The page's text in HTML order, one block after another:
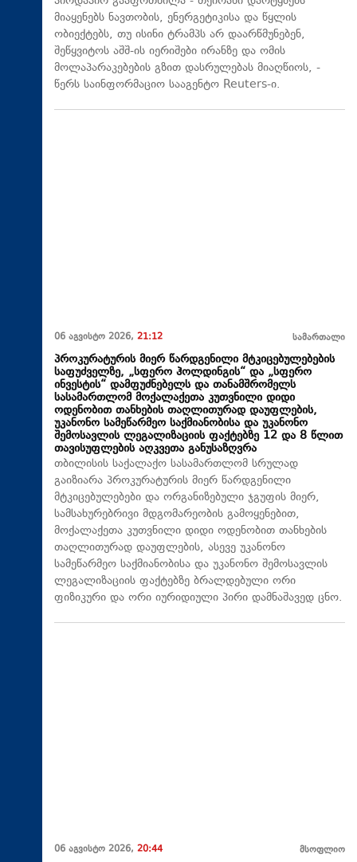
მიაყენებს ნავთობის, ენერგეტიკისა და წყლის
ობიექტებს, თუ ისინი ტრამპს არ დაარწმუნებენ,
შეწყვიტოს აშშ-ის იერიშები ირანზე და ომის
მოლაპარაკებების გზით დასრულებას მიაღწიოს, -
წერს საინფორმაციო სააგენტო Reuters-ი.
06 აგვისტო 2026, 21:12 სამართალი
პროკურატურის მიერ წარდგენილი მტკიცებულებების
საფუძველზე, „სფერო ჰოლდინგის“ და „სფერო
ინვესტის“ დამფუძნებელს და თანამშრომელს
სასამართლომ მოქალაქეთა კუთვნილი დიდი
ოდენობით თანხების თაღლითურად დაუფლების,
უკანონო სამეწარმეო საქმიანობისა და უკანონო
შემოსავლის ლეგალიზაციის ფაქტებზე 12 და 8 წლით
თავისუფლების აღკვეთა განუსაზღვრა
თბილისის საქალაქო სასამართლომ სრულად
გაიზიარა პროკურატურის მიერ წარდგენილი
მტკიცებულებები და ორგანიზებული ჯგუფის მიერ,
სამსახურებრივი მდგომარეობის გამოყენებით,
მოქალაქეთა კუთვნილი დიდი ოდენობით თანხების
თაღლითურად დაუფლების, ასევე უკანონო
სამეწარმეო საქმიანობისა და უკანონო შემოსავლის
ლეგალიზაციის ფაქტებზე ბრალდებული ორი
ფიზიკური და ორი იურიდიული პირი დამნაშავედ ცნო.
06 აგვისტო 2026, 20:44 მსოფლიო